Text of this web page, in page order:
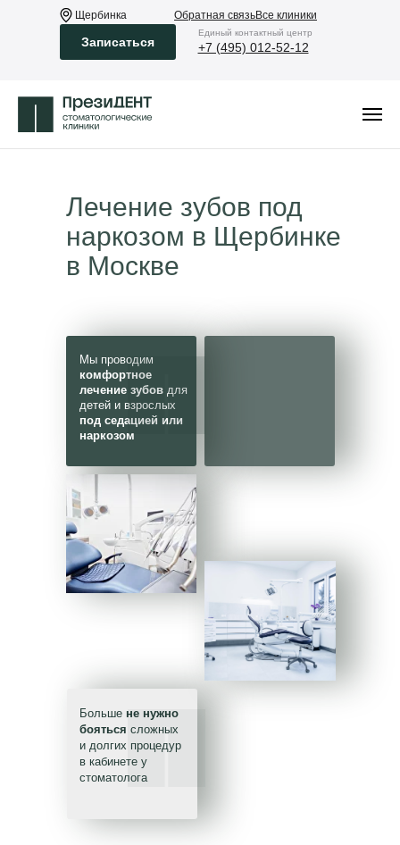
Обратная связьВсе клиники
Eдиный контактный центр
+7 (495) 012-52-12
Щербинка
Записаться
Больше не нужно
бояться сложных
и долгих процедур
в кабинете у
стоматолога
Лечение зубов
под наркозом
или седацией
Стоматологическая
клиника
ПрезиДЕНТ
в Щербинкев
Москве
Мы проводим
комфортное
лечение зубов для
детей и взрослых
под седацией или
наркозом
Лечение зубов под
наркозом в Щербинке
в Москве